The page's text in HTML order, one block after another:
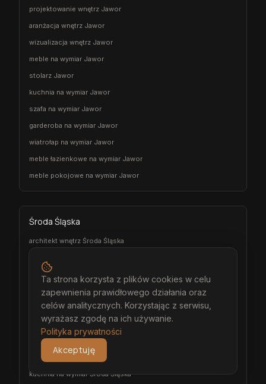
projektowanie wnętrz Jawor
aranżacja wnętrz Jawor
wizualizacja wnętrz Jawor
meble na wymiar Jawor
stolarz Jawor
kuchnia na wymiar Jawor
szafa na wymiar Jawor
garderoba na wymiar Jawor
wiatrołap na wymiar Jawor
meble łazienkowe na wymiar Jawor
meble pokojowe na wymiar Jawor
Środa Śląska
architekt wnętrz Środa Śląska
projekt wnętrz Środa Śląska
projektowanie wnętrz Środa Śląska
aranżacja wnętrz Środa Śląska
wizualizacja wnętrz Środa Śląska
meble na wymiar Środa Śląska
stolarz Środa Śląska
kuchnia na wymiar Środa Śląska
Ta strona korzysta z plików cookies w celu
zapewnienia prawidłowego działania oraz
celów analitycznych. Korzystając z serwisu,
wyrażasz zgodę na ich używanie.
Polityka prywatności
Akceptuję